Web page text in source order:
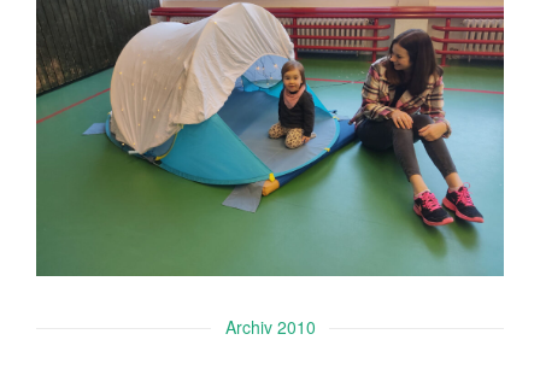
Archiv 2010